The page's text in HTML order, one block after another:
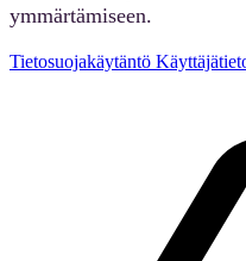
ymmärtämiseen.
Tietosuojakäytäntö